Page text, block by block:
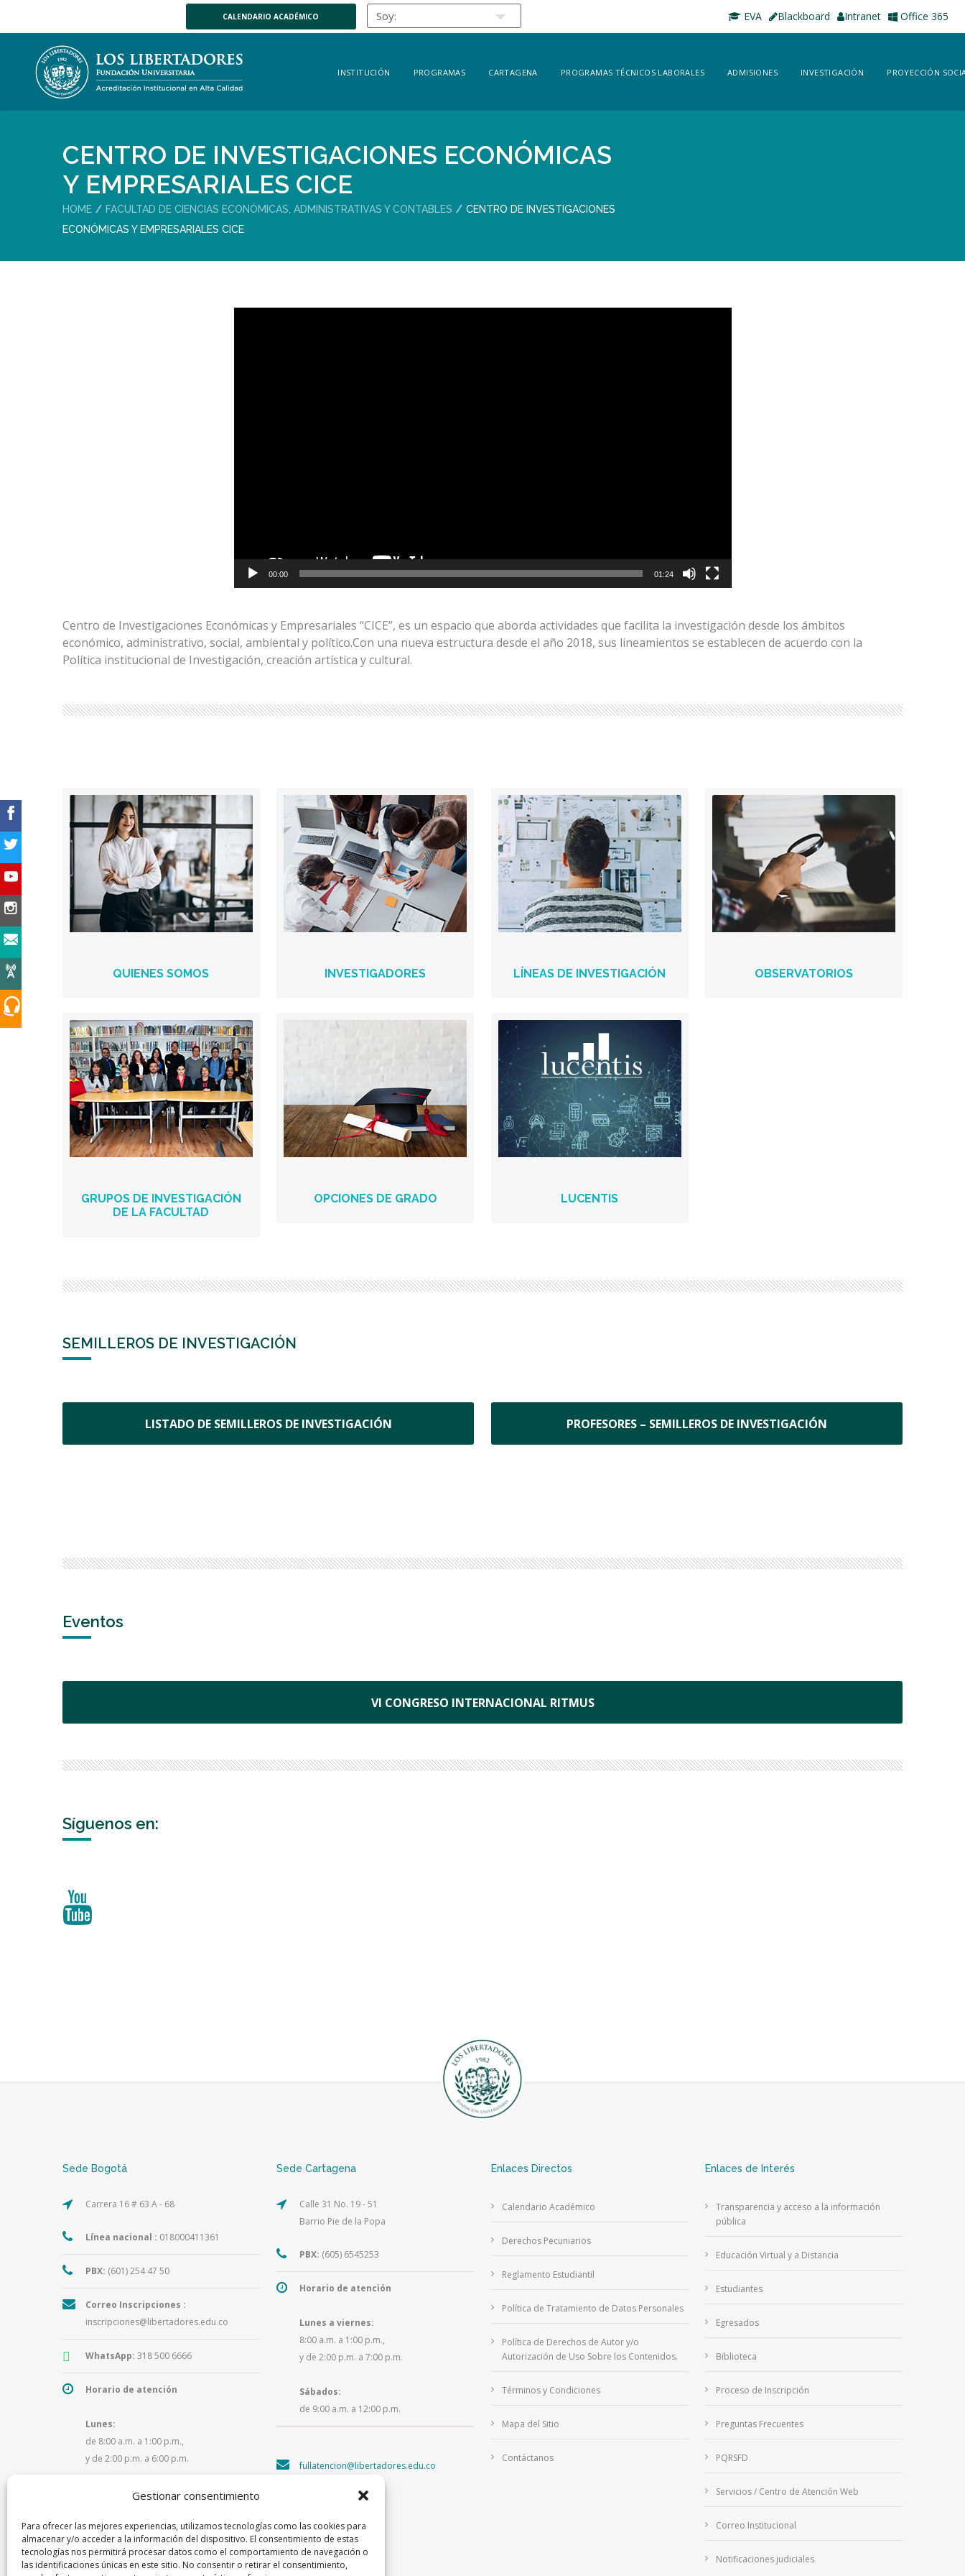
Gestionar consentimiento
Para ofrecer las mejores experiencias, utilizamos tecnologías como las cookies para
almacenar y/o acceder a la información del dispositivo. El consentimiento de estas
tecnologías nos permitirá procesar datos como el comportamiento de navegación o
las identificaciones únicas en este sitio. No consentir o retirar el consentimiento,
CALENDARIO ACADÉMICO EVA Blackboard Intranet Office 365
INSTITUCIÓN PROGRAMAS CARTAGENA PROGRAMAS TÉCNICOS LABORALES ADMISIONES INVESTIGACIÓN PROYECCIÓN
CENTRO DE INVESTIGACIONES ECONÓMICAS
Y EMPRESARIALES CICE
HOME FACULTAD DE CIENCIAS ECONÓMICAS, ADMINISTRATIVAS Y CONTABLES
CENTRO DE INVESTIGACIONES
ECONÓMICAS Y EMPRESARIALES CICE
00:00 01:24
Centro de Investigaciones Económicas y Empresariales “CICE”, es un espacio que aborda actividades que facilita la investigación desde los ámbitos
económico, administrativo, social, ambiental y político.Con una nueva estructura desde el año 2018, sus lineamientos se establecen de acuerdo con la
Política institucional de Investigación, creación artística y cultural.
QUIENES SOMOS INVESTIGADORES LÍNEAS DE INVESTIGACIÓN OBSERVATORIOS
GRUPOS DE INVESTIGACIÓN
DE LA FACULTAD
OPCIONES DE GRADO LUCENTIS
SEMILLEROS DE INVESTIGACIÓN
LISTADO DE SEMILLEROS DE INVESTIGACIÓN PROFESORES – SEMILLEROS DE INVESTIGACIÓN
Eventos
VI CONGRESO INTERNACIONAL RITMUS
Síguenos en:
Sede Bogotá
Carrera 16 # 63 A - 68
Línea nacional : 018000411361
PBX: (601) 254 47 50
Correo Inscripciones :
inscripciones@libertadores.edu.co
WhatsApp: 318 500 6666
Horario de atención
Lunes:
de 8:00 a.m. a 1:00 p.m.,
y de 2:00 p.m. a 6:00 p.m.
Martes a viernes:
y de 2:00 p.m. a 5:30 p.m.
Sede Cartagena
Calle 31 No. 19 - 51
Barrio Pie de la Popa
PBX: (605) 6545253
Horario de atención
Lunes a viernes:
8:00 a.m. a 1:00 p.m.,
y de 2:00 p.m. a 7:00 p.m.
Sábados:
de 9:00 a.m. a 12:00 p.m.
fullatencion@libertadores.edu.co
Enlaces Directos
Calendario Académico
Derechos Pecuniarios
Reglamento Estudiantil
Política de Tratamiento de Datos Personales
Política de Derechos de Autor y/o
Autorización de Uso Sobre los Contenidos.
Términos y Condiciones
Mapa del Sitio
Contáctanos
Enlaces de Interés
Transparencia y acceso a la información
pública
Educación Virtual y a Distancia
Estudiantes
Egresados
Biblioteca
Proceso de Inscripción
Preguntas Frecuentes
PQRSFD
Servicios / Centro de Atención Web
Correo Institucional
Notificaciones judiciales